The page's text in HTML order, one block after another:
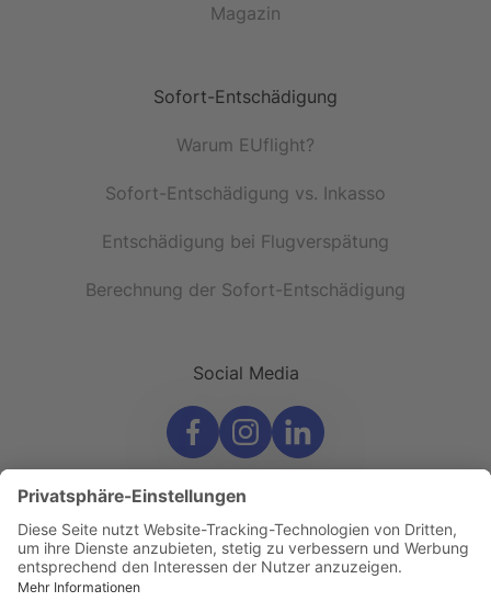
Magazin
Sofort-Entschädigung
Warum EUflight?
Sofort-Entschädigung vs. Inkasso
Entschädigung bei Flugverspätung
Berechnung der Sofort-Entschädigung
Social Media
© 2026 EUflight.de GmbH